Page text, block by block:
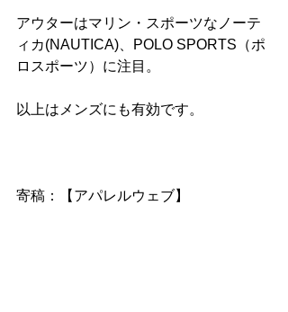
アウターはマリン・スポーツなノーテ
ィカ(NAUTICA)、POLO SPORTS（ポ
ロスポーツ）に注目。
以上はメンズにも有効です。
寄稿：【アパレルウェブ】